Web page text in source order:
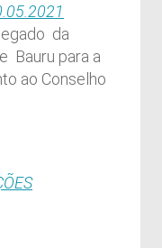
da
Bauru para a
ao Conselho